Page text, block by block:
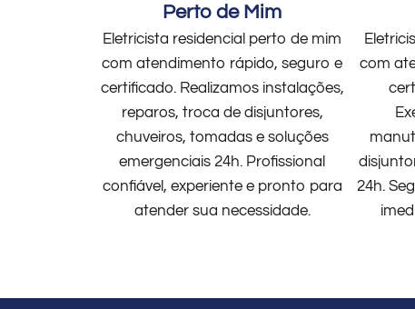
Perto de Mim
Eletricista residencial perto de mim
com atendimento rápido, seguro e
certificado. Realizamos instalações,
reparos, troca de disjuntores,
chuveiros, tomadas e soluções
emergenciais 24h. Profissional
confiável, experiente e pronto para
atender sua necessidade.
com
24h.